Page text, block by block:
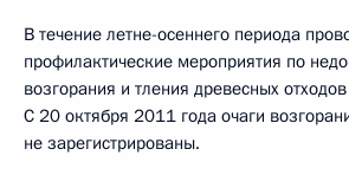
В течение летне-осеннего периода
профилактические мероприятия по
возгорания и тления древесных
С 20 октября 2011 года очаги
не зарегистрированы.